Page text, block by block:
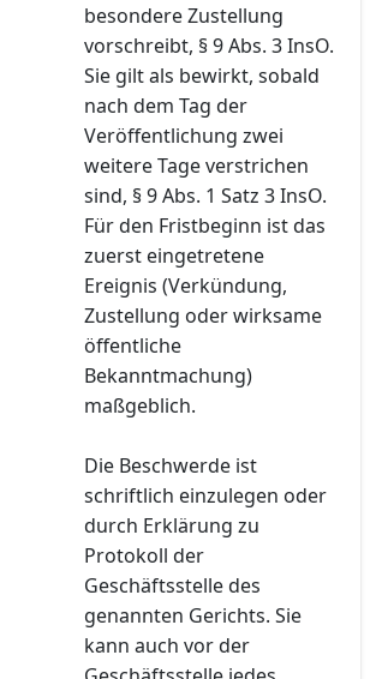
besondere Zustellung
vorschreibt, § 9 Abs. 3 InsO.
Sie gilt als bewirkt, sobald
nach dem Tag der
Veröffentlichung zwei
weitere Tage verstrichen
sind, § 9 Abs. 1 Satz 3 InsO.
Für den Fristbeginn ist das
zuerst eingetretene
Ereignis (Verkündung,
Zustellung oder wirksame
öffentliche
Bekanntmachung)
maßgeblich.
Die Beschwerde ist
schriftlich einzulegen oder
durch Erklärung zu
Protokoll der
Geschäftsstelle des
genannten Gerichts. Sie
kann auch vor der